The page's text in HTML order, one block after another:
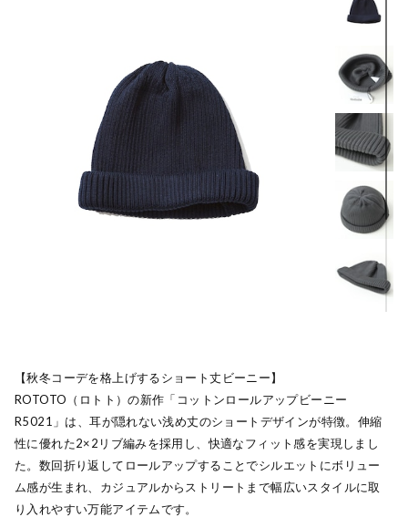
【秋冬コーデを格上げするショート丈ビーニー】
ROTOTO（ロトト）の新作「コットンロールアップビーニー
R5021」は、耳が隠れない浅め丈のショートデザインが特徴。伸縮
性に優れた2×2リブ編みを採用し、快適なフィット感を実現しまし
た。数回折り返してロールアップすることでシルエットにボリュー
ム感が生まれ、カジュアルからストリートまで幅広いスタイルに取
り入れやすい万能アイテムです。